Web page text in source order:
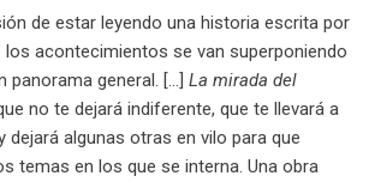
de estar leyendo una historia escrita por
los acontecimientos se van superponiendo
panorama general. […] La mirada del
no te dejará indiferente, que te llevará a
dejará algunas otras en vilo para que
temas en los que se interna. Una obra